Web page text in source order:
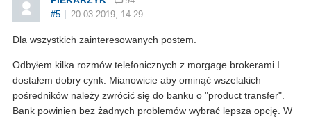
#5
20.03.2019, 14:29
Dla wszystkich zainteresowanych postem.
Odbyłem kilka rozmów telefonicznych z morgage brokerami I
dostałem dobry cynk. Mianowicie aby ominąć wszelakich
pośredników należy zwrócić się do banku o "product transfer".
Bank powinien bez żadnych problemów wybrać lepsza opcję. W